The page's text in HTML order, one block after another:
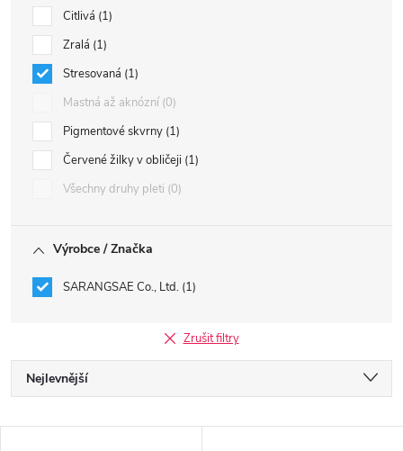
Citlivá 1
Zralá 1
Stresovaná 1
Mastná až aknózní 0
Pigmentové skvrny 1
Červené žilky v obličeji 1
Všechny druhy pleti 0
Výrobce / Značka
SARANGSAE Co., Ltd. 1
Zrušit filtry
Ř
a
Nejlevnější